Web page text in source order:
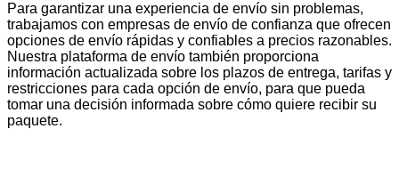
Para garantizar una experiencia de envío sin problemas,
trabajamos con empresas de envío de confianza que ofrecen
opciones de envío rápidas y confiables a precios razonables.
Nuestra plataforma de envío también proporciona
información actualizada sobre los plazos de entrega, tarifas y
restricciones para cada opción de envío, para que pueda
tomar una decisión informada sobre cómo quiere recibir su
paquete.